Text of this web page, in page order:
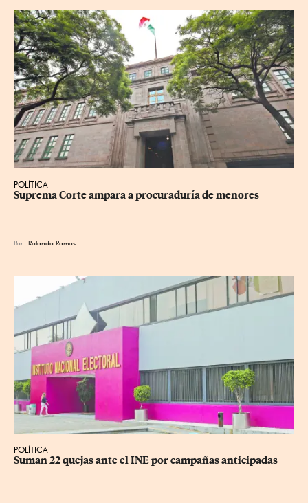
POLÍTICA
Suprema Corte ampara a procuraduría de menores
Por Rolando Ramos
POLÍTICA
Suman 22 quejas ante el INE por campañas anticipadas